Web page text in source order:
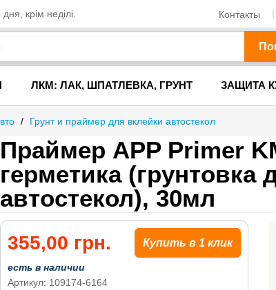
крім неділі. Контакты
ЛКМ: ЛАК, ШПАТЛЕВКА, ГРУНТ ЗАЩИТА
/ Грунт и праймер для вклейки автостекол
Праймер APP Primer
герметика (грунтовка
автостекол), 30мл
355,00 грн. Купить в 1 клик
есть в наличии
Артикул: 109174-6164